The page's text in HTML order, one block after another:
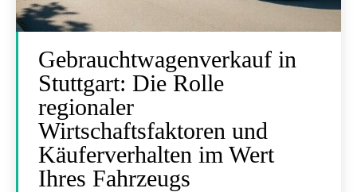
Gebrauchtwagenverkauf in
Stuttgart: Die Rolle
regionaler
Wirtschaftsfaktoren und
Käuferverhalten im Wert
Ihres Fahrzeugs